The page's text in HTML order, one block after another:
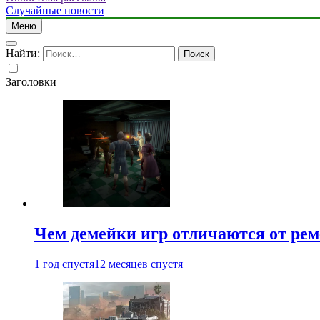
Случайные новости
Меню
Найти:
Заголовки
Чем демейки игр отличаются от
1 год спустя12 месяцев спустя